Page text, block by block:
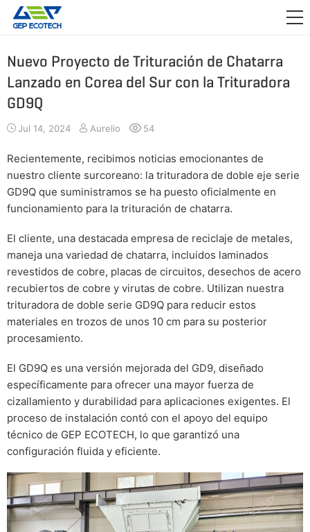
APLICACIÓN
ACERCA DE NOSOTROS
CONTÁCTENOS
Nuevo Proyecto de Trituración de Chatarra
Lanzado en Corea del Sur con la Trituradora
GD9Q
Jul 14, 2024 Aurelio 54
Recientemente, recibimos noticias emocionantes de
nuestro cliente surcoreano: la trituradora de doble eje serie
GD9Q que suministramos se ha puesto oficialmente en
funcionamiento para la trituración de chatarra.
El cliente, una destacada empresa de reciclaje de metales,
maneja una variedad de chatarra, incluidos laminados
revestidos de cobre, placas de circuitos, desechos de acero
recubiertos de cobre y virutas de cobre. Utilizan nuestra
trituradora de doble serie GD9Q para reducir estos
materiales en trozos de unos 10 cm para su posterior
procesamiento.
El GD9Q es una versión mejorada del GD9, diseñado
específicamente para ofrecer una mayor fuerza de
cizallamiento y durabilidad para aplicaciones exigentes. El
proceso de instalación contó con el apoyo del equipo
técnico de GEP ECOTECH, lo que garantizó una
configuración fluida y eficiente.